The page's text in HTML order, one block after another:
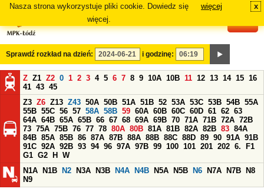
Nasza strona wykorzystuje pliki cookie. Dowiedz się
więcej.
więcej x
Sprawdź rozkład na dzień: i godzinę:
Z Z1 Z2 0 1 2 3 4 5 6 7 8 9 10A 10B 11 12 13 14 15 16
41 43 45
Z3 Z6 Z13 Z43 50A 50B 51A 51B 52 53A 53C 53B 54B 55A
55B 55C 56 57 58A 58B 59 60A 60B 60C 60D 61 62 63
64A 64B 65A 65B 66 67 68 69A 69B 70 71A 71B 72A 72B
73 75A 75B 76 77 78 80A 80B 81A 81B 82A 82B 83 84A
84B 85A 85B 86 87A 87B 88A 88B 88C 88D 89 90 91A 91B
91C 92A 92B 93 94 96 97A 97B 99 100 101 201 202 6.
F1
G1 G2 H
W
N1A
N1B N2 N3A N3B N4A N4B N5A N5B N6 N7A N7B
N8
N9